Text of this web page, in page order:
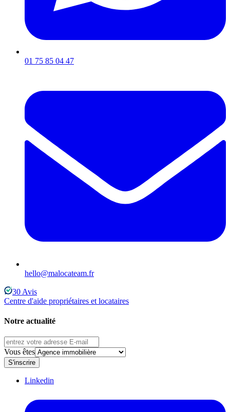
01 75 85 04 47
hello@malocateam.fr
30 Avis
Centre d'aide propriétaires et locataires
Notre actualité
Vous êtes
S'inscrire
Linkedin